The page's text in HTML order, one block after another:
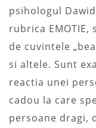
psihologul
rubrica
de cuvintele
si altele. Sunt
reactia unei
cadou la care
persoane dragi,